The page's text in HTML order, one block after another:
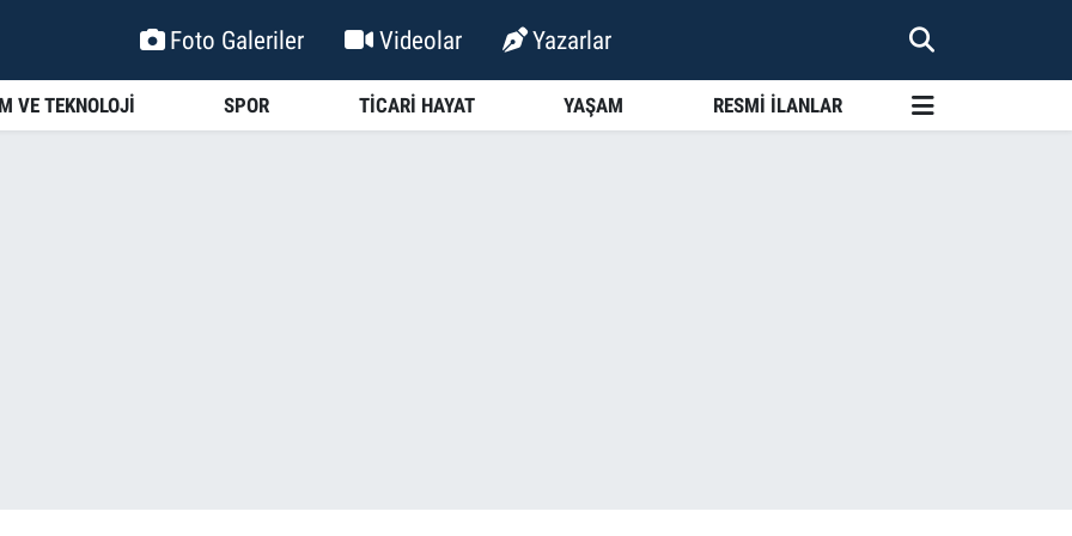
Foto Galeriler Videolar Yazarlar
VE TEKNOLOJİ SPOR TİCARİ HAYAT YAŞAM RESMİ İLANLAR